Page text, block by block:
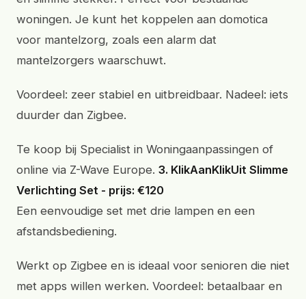
woningen. Je kunt het koppelen aan domotica
voor mantelzorg, zoals een alarm dat
mantelzorgers waarschuwt.
Voordeel: zeer stabiel en uitbreidbaar. Nadeel: iets
duurder dan Zigbee.
Te koop bij Specialist in Woningaanpassingen of
online via Z-Wave Europe. 3. KlikAanKlikUit Slimme
Verlichting Set - prijs: €120
Een eenvoudige set met drie lampen en een
afstandsbediening.
Werkt op Zigbee en is ideaal voor senioren die niet
met apps willen werken. Voordeel: betaalbaar en